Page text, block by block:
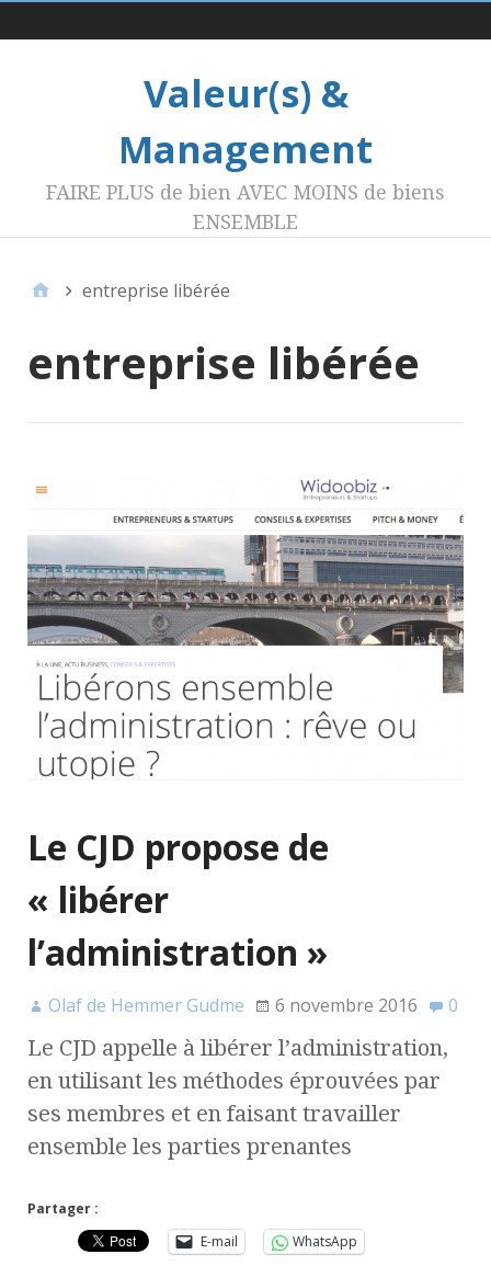
Menu 1
Valeur(s) &
Management
FAIRE PLUS de bien AVEC MOINS de biens
ENSEMBLE
entreprise libérée
entreprise libérée
Le CJD propose de
« libérer
l’administration »
Olaf de Hemmer Gudme 6 novembre 2016 0
Le CJD appelle à libérer l’administration,
en utilisant les méthodes éprouvées par
ses membres et en faisant travailler
ensemble les parties prenantes
Partager :
E-mail
WhatsApp